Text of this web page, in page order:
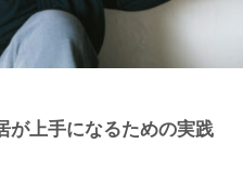
が上手になるための実践